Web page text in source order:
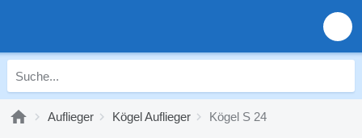
Auflieger Kögel Auflieger Kögel S 24